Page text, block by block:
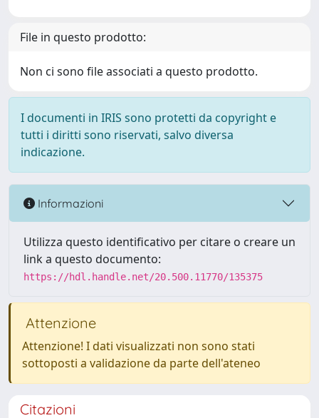
File in questo prodotto:
Non ci sono file associati a questo prodotto.
I documenti in IRIS sono protetti da copyright e
tutti i diritti sono riservati, salvo diversa
indicazione.
Informazioni
Utilizza questo identificativo per citare o creare un
link a questo documento:
https://hdl.handle.net/20.500.11770/135375
Attenzione
Attenzione! I dati visualizzati non sono stati
sottoposti a validazione da parte dell'ateneo
Citazioni